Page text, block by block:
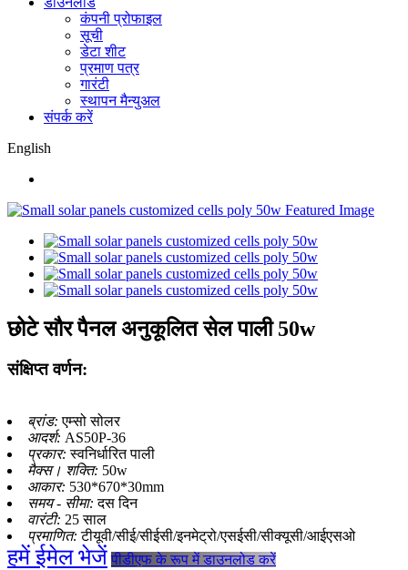
कंपनी प्रोफाइल
सूची
डेटा शीट
प्रमाण पत्र
गारंटी
स्थापन मैन्युअल
संपर्क करें
English
छोटे सौर पैनल अनुकूलित सेल पाली 50w
संक्षिप्त वर्णन:
ब्रांड:एम्सो सोलर
आदर्श: AS50P-36
प्रकार:स्वनिर्धारित पाली
मैक्स। शक्ति: 50w
आकार: 530*670*30mm
समय - सीमा:दस दिन
वारंटी: 25 साल
प्रमाणित:टीयूवी/सीई/सीईसी/इनमेट्रो/एसईसी/सीक्यूसी/आईएसओ
हमें ईमेल भेजें पीडीएफ के रूप में डाउनलोड करें